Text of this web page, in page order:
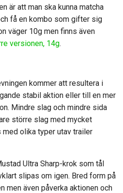
är att man ska kunna matcha
få en kombo som gifter sig
väger 10g men finns även
versionen, 14g.
kommer att resultera i
stabil aktion eller till en mer
Mindre slag och mindre sida
större slag med mycket
olika typer utav trailer
Ultra Sharp-krok som tål
slipas om igen. Bred form på
men även påverka aktionen och